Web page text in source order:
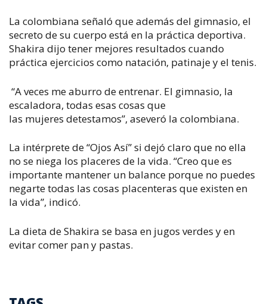
La colombiana señaló que además del gimnasio, el
secreto de su cuerpo está en la práctica deportiva.
Shakira dijo tener mejores resultados cuando
práctica ejercicios como natación, patinaje y el tenis.
“A veces me aburro de entrenar. El gimnasio, la
escaladora, todas esas cosas que
las mujeres detestamos”, aseveró la colombiana.
La intérprete de “Ojos Así” si dejó claro que no ella
no se niega los placeres de la vida. “Creo que es
importante mantener un balance porque no puedes
negarte todas las cosas placenteras que existen en
la vida”, indicó.
La dieta de Shakira se basa en jugos verdes y en
evitar comer pan y pastas.